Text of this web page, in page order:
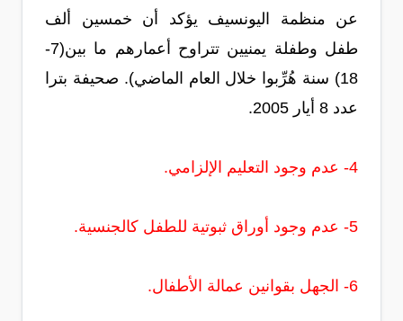
عن منظمة اليونسيف يؤكد أن خمسين ألف
طفل وطفلة يمنيين تتراوح أعمارهم ما بين(7-
18) سنة هُرِّبوا خلال العام الماضي). صحيفة بترا
عدد 8 أيار 2005.
4- عدم وجود التعليم الإلزامي.
5- عدم وجود أوراق ثبوتية للطفل كالجنسية.
6- الجهل بقوانين عمالة الأطفال.